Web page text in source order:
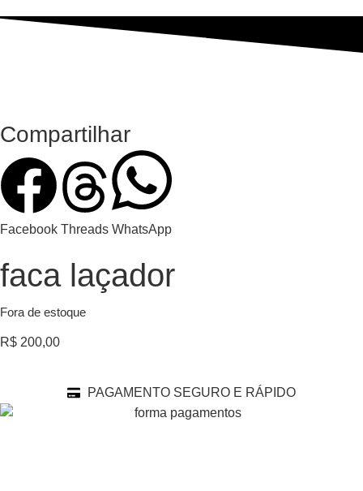
Compartilhar
Facebook Threads WhatsApp
faca laçador
Fora de estoque
R$ 200,00
PAGAMENTO SEGURO E RÁPIDO